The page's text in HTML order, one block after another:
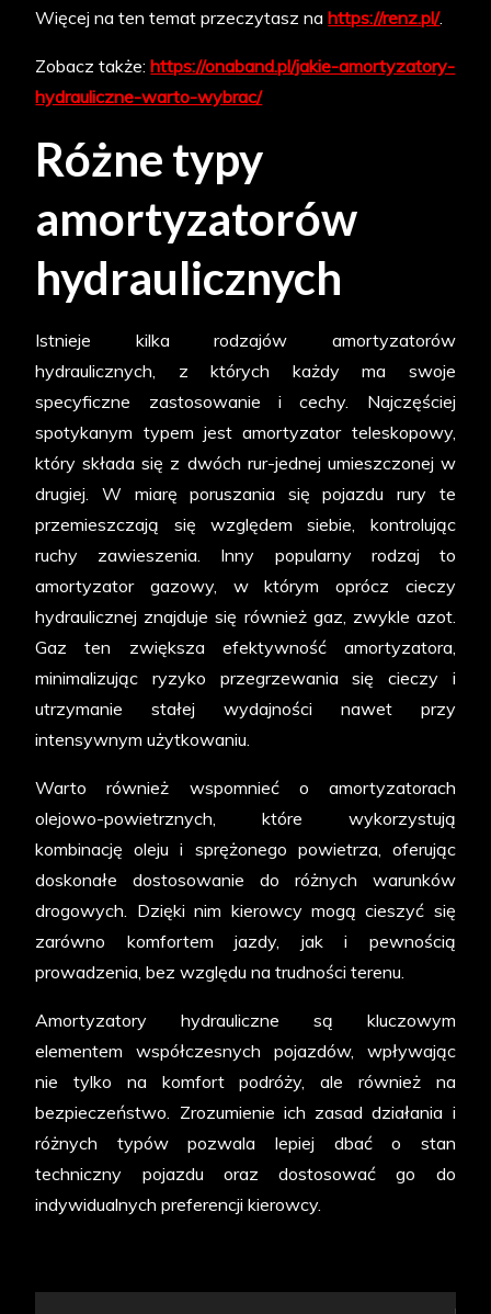
Więcej na ten temat przeczytasz nahttps://renz.pl/.
Zobacz także:https://onaband.pl/jakie-amortyzatory-
hydrauliczne-warto-wybrac/
Różne typy
amortyzatorów
hydraulicznych
Istnieje kilka rodzajów amortyzatorów
hydraulicznych, z których każdy ma swoje
specyficzne zastosowanie i cechy. Najczęściej
spotykanym typem jest amortyzator teleskopowy,
który składa się z dwóch rur-jednej umieszczonej w
drugiej. W miarę poruszania się pojazdu rury te
przemieszczają się względem siebie, kontrolując
ruchy zawieszenia. Inny popularny rodzaj to
amortyzator gazowy, w którym oprócz cieczy
hydraulicznej znajduje się również gaz, zwykle azot.
Gaz ten zwiększa efektywność amortyzatora,
minimalizując ryzyko przegrzewania się cieczy i
utrzymanie stałej wydajności nawet przy
intensywnym użytkowaniu.
Warto również wspomnieć o amortyzatorach
olejowo-powietrznych, które wykorzystują
kombinację oleju i sprężonego powietrza, oferując
doskonałe dostosowanie do różnych warunków
drogowych. Dzięki nim kierowcy mogą cieszyć się
zarówno komfortem jazdy, jak i pewnością
prowadzenia, bez względu na trudności terenu.
Amortyzatory hydrauliczne są kluczowym
elementem współczesnych pojazdów, wpływając
nie tylko na komfort podróży, ale również na
bezpieczeństwo. Zrozumienie ich zasad działania i
różnych typów pozwala lepiej dbać o stan
techniczny pojazdu oraz dostosować go do
indywidualnych preferencji kierowcy.